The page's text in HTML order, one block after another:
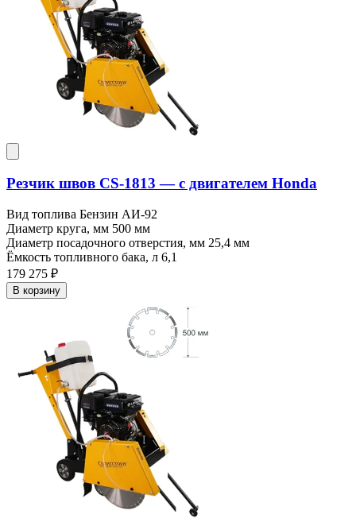
Резчик швов CS-1813 — c двигателем Honda
Вид топлива Бензин АИ-92
Диаметр круга, мм 500 мм
Диаметр посадочного отверстия, мм 25,4 мм
Ёмкость топливного бака, л 6,1
179 275 ₽
В корзину